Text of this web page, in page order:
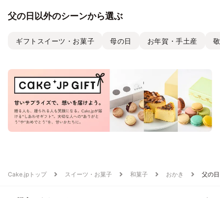
父の日以外のシーンから選ぶ
ギフトスイーツ・お菓子 母の日 お年賀・手土産
Cake.jpトップ スイーツ・お菓子 和菓子 おかき 父の日